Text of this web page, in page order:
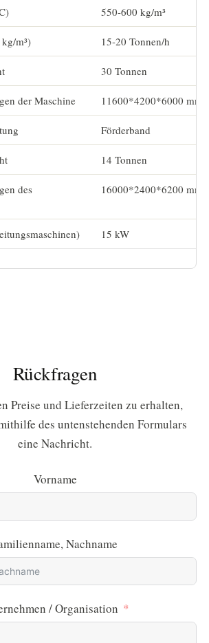
550-600 kg/m³
m³) 15-20 Tonnen/h
30 Tonnen
der Maschine 11600*4200*6000 mm
Förderband
14 Tonnen
des
16000*2400*6200 mm
15 kW
Rückfragen
Preise und Lieferzeiten zu erhalten,
des untenstehenden Formulars
eine Nachricht.
Vorname
Nachname
/ Organisation